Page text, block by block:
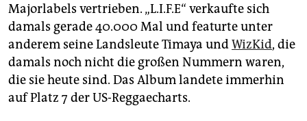
Majorlabels vertrieben. „L.I.F.E“ verkaufte sich
damals gerade 40.000 Mal und featurte unter
anderem seine Landsleute ­Timaya undWizKid, die
damals noch nicht die großen Nummern waren,
die sie heute sind. Das Album landete immerhin
auf Platz 7 der US-Reggaecharts.